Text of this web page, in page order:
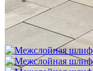
Укладка фанеры на
цементную стяжку)